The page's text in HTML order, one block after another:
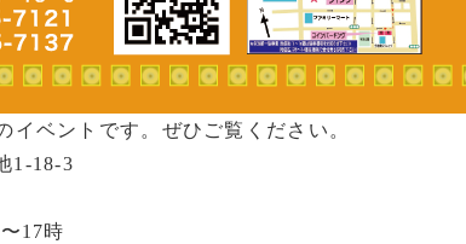
イベントです。ぜひご覧ください。
1-18-3
17時